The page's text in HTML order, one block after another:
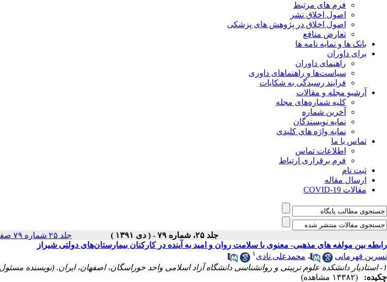
فرم های مرتبط
اصول اخلاق نشر
اصول اخلاق در پژوهش های پزشکی
تعارض منافع
بانک ها و نمایه نامه ها
برای داوران
راهنمای داوران
سیاست‌ها و راهنماهای داوری
فرایند رسیدگی به شکایات
آرشیو مجله و مقالات
کلیه شماره‌های مجله
آخرین شماره
نمایه نویسندگان
نمایه واژه های کلیدی
تماس با ما
اطلاعات تماس
فرم برقراری ارتباط
ثبت نام
ارسال مقاله
مقالات COVID-19
جلد ۲۵، شماره ۷۹ - ( دی ۱۳۹۱ ) جلد ۲۵ شماره ۷۹ صفحات ۱۱-۱
رابطه بین مولفه های مذهبی- معنوی با سلامت روان و امید به آینده در کارکنان بیمارستان‌های دولتی شیراز
نسرین قهرمانی
، محمدعلی نادی ۱
۱- استادیار دانشکده علوم تربیتی و روانشناسی دانشگاه آزاد اسلامی واحد خوراسگان، اصفهان، ایران. (نویسنده مسئول) ،
چکیده:
(۱۳۳۸۲ مشاهده)